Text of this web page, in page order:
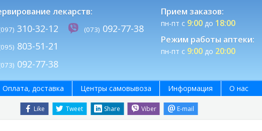
лекарств:
310-32-12
803-51-21
092-77-38
(073) 092-77-38
Прием заказов:
пн-пт с 9:00до 18:00
Режим работы аптеки:
пн-пт с 9:00до 20:00
Like Tweet Share Viber E-mail
Оплата, доставка Центры самовывоза Информация О нас